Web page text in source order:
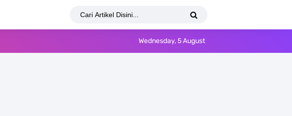
Wednesday, 5 August